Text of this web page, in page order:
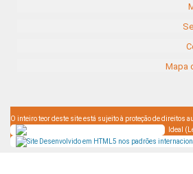
Mapa
O inteiro teor deste site está sujeito à proteção de direitos
Ideal